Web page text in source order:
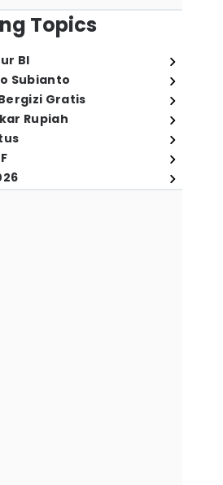
Topics
BI
Subianto
Gratis
Rupiah